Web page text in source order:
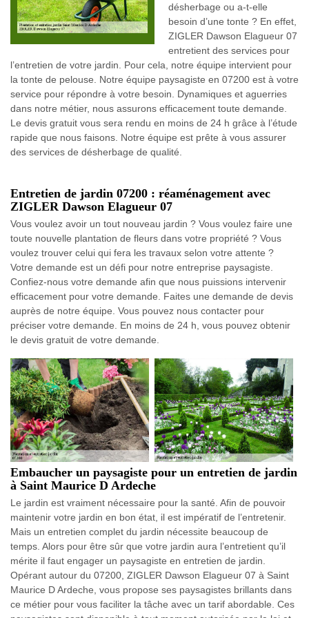
désherbage ou a-t-elle
besoin d’une tonte ? En effet,
ZIGLER Dawson Elagueur 07
entretient des services pour
l’entretien de votre jardin. Pour cela, notre équipe intervient pour
la tonte de pelouse. Notre équipe paysagiste en 07200 est à votre
service pour répondre à votre besoin. Dynamiques et aguerries
dans notre métier, nous assurons efficacement toute demande.
Le devis gratuit vous sera rendu en moins de 24 h grâce à l’étude
rapide que nous faisons. Notre équipe est prête à vous assurer
des services de désherbage de qualité.
Entretien de jardin 07200 : réaménagement avec
ZIGLER Dawson Elagueur 07
Vous voulez avoir un tout nouveau jardin ? Vous voulez faire une
toute nouvelle plantation de fleurs dans votre propriété ? Vous
voulez trouver celui qui fera les travaux selon votre attente ?
Votre demande est un défi pour notre entreprise paysagiste.
Confiez-nous votre demande afin que nous puissions intervenir
efficacement pour votre demande. Faites une demande de devis
auprès de notre équipe. Vous pouvez nous contacter pour
préciser votre demande. En moins de 24 h, vous pouvez obtenir
le devis gratuit de votre demande.
Embaucher un paysagiste pour un entretien de jardin
à Saint Maurice D Ardeche
Le jardin est vraiment nécessaire pour la santé. Afin de pouvoir
maintenir votre jardin en bon état, il est impératif de l’entretenir.
Mais un entretien complet du jardin nécessite beaucoup de
temps. Alors pour être sûr que votre jardin aura l’entretient qu’il
mérite il faut engager un paysagiste en entretien de jardin.
Opérant autour du 07200, ZIGLER Dawson Elagueur 07 à Saint
Maurice D Ardeche, vous propose ses paysagistes brillants dans
ce métier pour vous faciliter la tâche avec un tarif abordable. Ces